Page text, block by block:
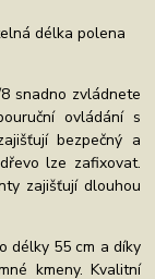
délka polena
snadno zvládnete
ovládání s
bezpečný a
lze zafixovat.
zajišťují dlouhou
délky 55 cm a díky
kmeny. Kvalitní